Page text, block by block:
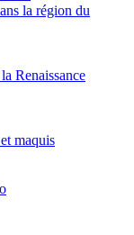
la région du
Renaissance
maquis